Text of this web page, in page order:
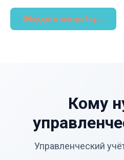
Обсудить настройку→
Кому
Управленческий